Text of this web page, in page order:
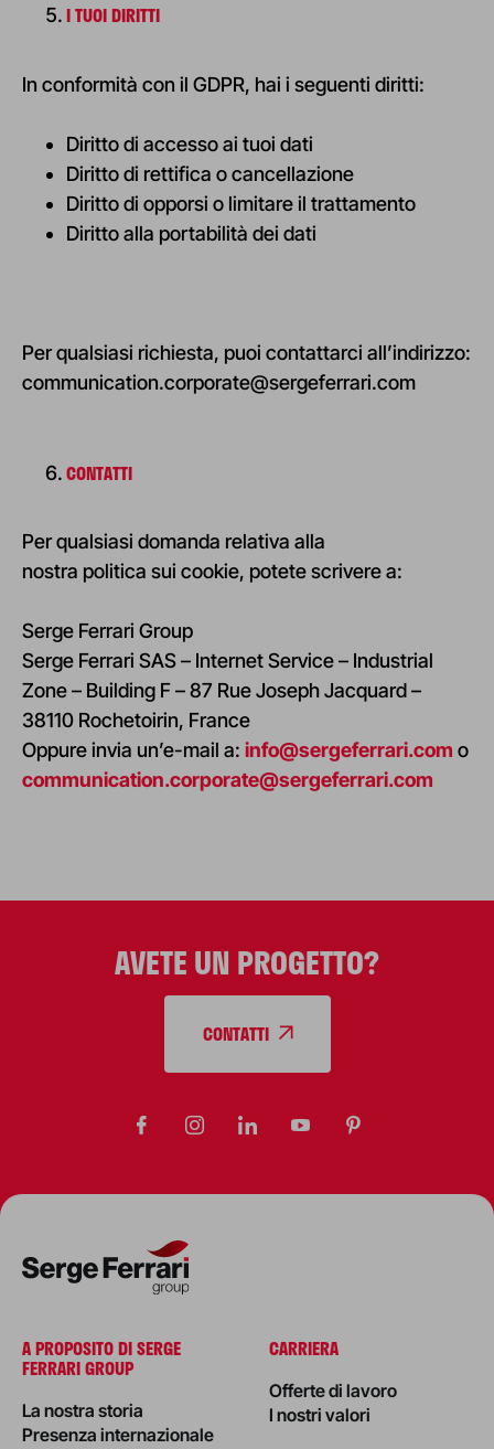
I TUOI DIRITTI
In conformità con il GDPR, hai i seguenti diritti:
Diritto di accesso ai tuoi dati
Diritto di rettifica o cancellazione
Diritto di opporsi o limitare il trattamento
Diritto alla portabilità dei dati
Per qualsiasi richiesta, puoi contattarci all’indirizzo:
communication.corporate@sergeferrari.com
CONTATTI
Per qualsiasi domanda relativa alla
nostra politica sui cookie, potete scrivere a:
Serge Ferrari Group
Serge Ferrari SAS – Internet Service – Industrial
Zone – Building F – 87 Rue Joseph Jacquard –
38110 Rochetoirin, France
Oppure invia un’e-mail a: info@sergeferrari.com o
communication.corporate@sergeferrari.com
AVETE UN PROGETTO?
CONTATTI
A PROPOSITO DI SERGE
FERRARI GROUP
La nostra storia
Presenza internazionale
CARRIERA
Offerte di lavoro
I nostri valori